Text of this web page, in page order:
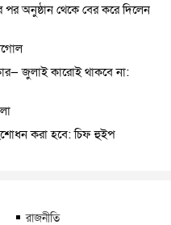
অনুষ্ঠান থেকে বের করে দিলেন
জুলাই কারোই থাকবে না:
করা হবে: চিফ হুইপ
রাজনীতি